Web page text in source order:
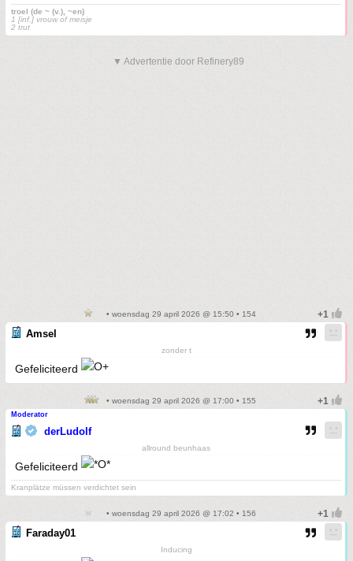
troel (de ~ (v.), ~en)
1 [inf.] vrouw of meisje
2 trut
▼ Advertentie door Refinery89
• woensdag 29 april 2026 @ 15:50 • 154
Amsel
zonder t
Gefeliciteerd
• woensdag 29 april 2026 @ 17:00 • 155
Moderator
derLudolf
allround beunhaas
Gefeliciteerd
Kranplätze müssen verdichtet sein
• woensdag 29 april 2026 @ 17:02 • 156
Faraday01
Inducing